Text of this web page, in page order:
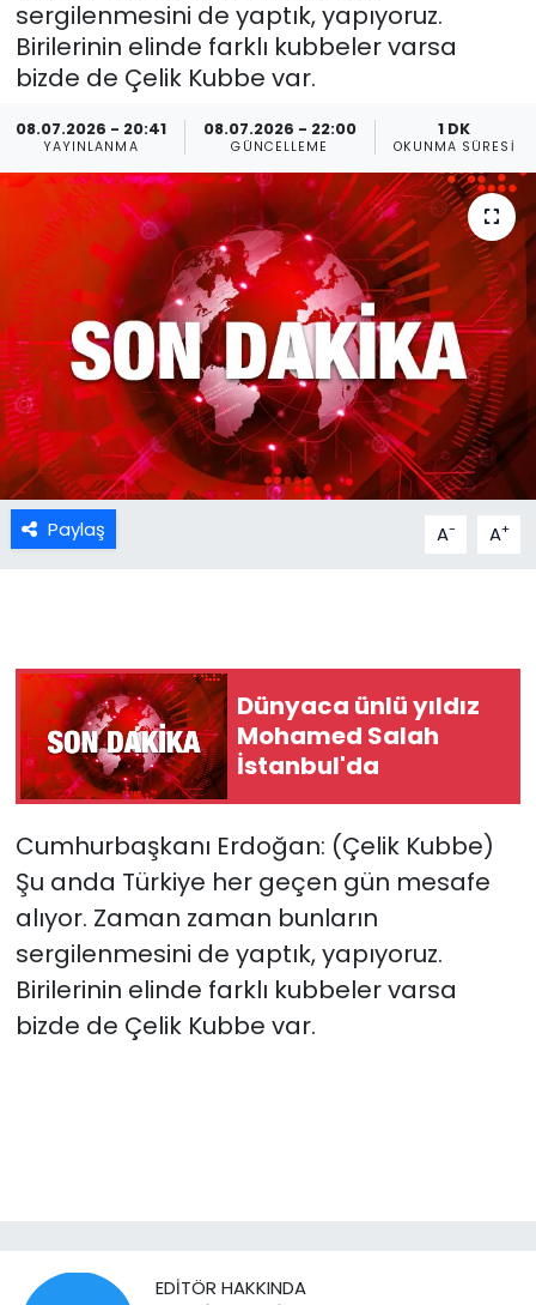
sergilenmesini de yaptık, yapıyoruz.
Birilerinin elinde farklı kubbeler varsa
bizde de Çelik Kubbe var.
08.07.2026 - 20:41
YAYINLANMA
08.07.2026 - 22:00
GÜNCELLEME
1 DK
OKUNMA SÜRESI
Paylaş A- A+
Dünyaca ünlü yıldız
Mohamed Salah
İstanbul'da
Cumhurbaşkanı Erdoğan: (Çelik Kubbe)
Şu anda Türkiye her geçen gün mesafe
alıyor. Zaman zaman bunların
sergilenmesini de yaptık, yapıyoruz.
Birilerinin elinde farklı kubbeler varsa
bizde de Çelik Kubbe var.
EDITÖR HAKKINDA